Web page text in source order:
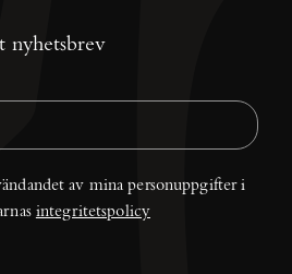
nyhetsbrev
av mina personuppgifter i
integritetspolicy